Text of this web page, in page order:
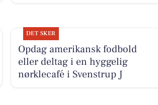
DET SKER
Opdag amerikansk fodbold
eller deltag i en hyggelig
nørklecafé i Svenstrup J